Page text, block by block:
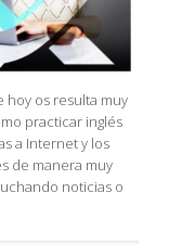
hoy os resulta muy
practicar inglés
a Internet y los
de manera muy
noticias o